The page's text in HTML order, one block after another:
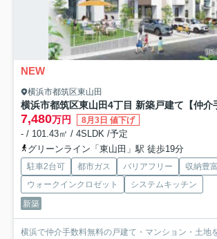
NEW
横浜市都筑区東山田
7,480万円 8月3日 値下げ
- / 101.43㎡ / 4SLDK /予定
グリーンライン「東山田」駅 徒歩19分
駐車2台可 都市ガス バリアフリー
収納豊富
ウォークインクロゼット
システムキッチン
新築
横浜で仲介手数料無料の戸建て・マンション・土地